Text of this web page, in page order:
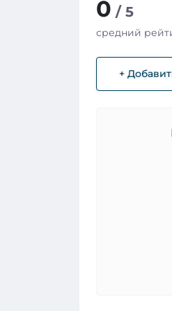
0 / 5
средний
+